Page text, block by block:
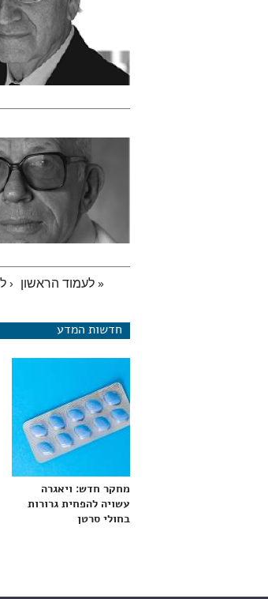
עמודים« לעמוד הראשון ‹
חדשות המדע
מחקר חדש: ויאגרה
עשויה להפחית גרורות
בחולי סרטן